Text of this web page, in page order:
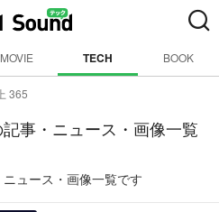
MOVIE TECH BOOK
365
事・ニュース・画像一覧
ュース・画像一覧です